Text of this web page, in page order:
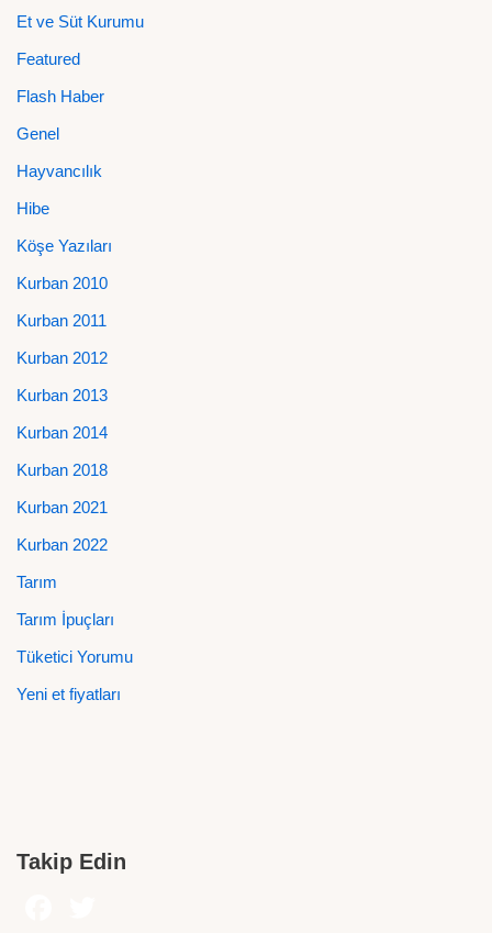
Et ve Süt Kurumu
Featured
Flash Haber
Genel
Hayvancılık
Hibe
Köşe Yazıları
Kurban 2010
Kurban 2011
Kurban 2012
Kurban 2013
Kurban 2014
Kurban 2018
Kurban 2021
Kurban 2022
Tarım
Tarım İpuçları
Tüketici Yorumu
Yeni et fiyatları
Takip Edin